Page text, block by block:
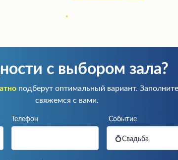
с выбором зала?
подберут оптимальный вариант.
свяжемся с вами.
Телефон Событие
💍Свадьба